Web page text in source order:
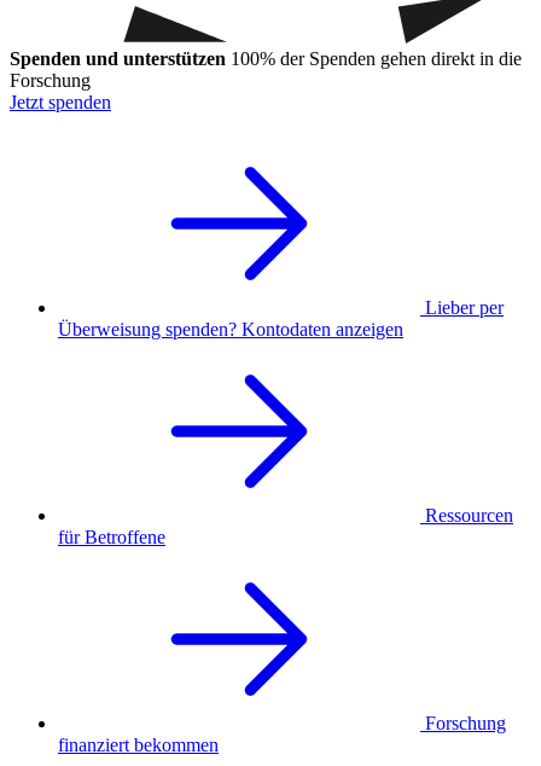
Spenden und unterstützen 100% der Spenden gehen direkt in die
Forschung
Jetzt spenden
Lieber per
Überweisung spenden? Kontodaten anzeigen
Ressourcen
für Betroffene
Forschung
finanziert bekommen